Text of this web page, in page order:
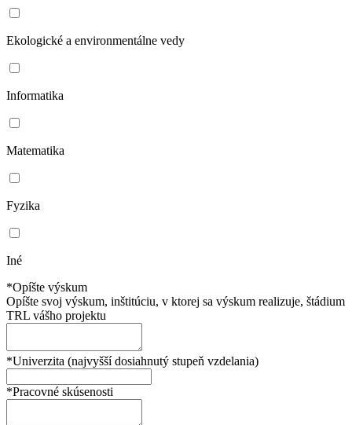
Ekologické a environmentálne vedy
Informatika
Matematika
Fyzika
Iné
*Opíšte výskum
Opíšte svoj výskum, inštitúciu, v ktorej sa výskum realizuje, štádium
TRL vášho projektu
*Univerzita (najvyšší dosiahnutý stupeň vzdelania)
*Pracovné skúsenosti